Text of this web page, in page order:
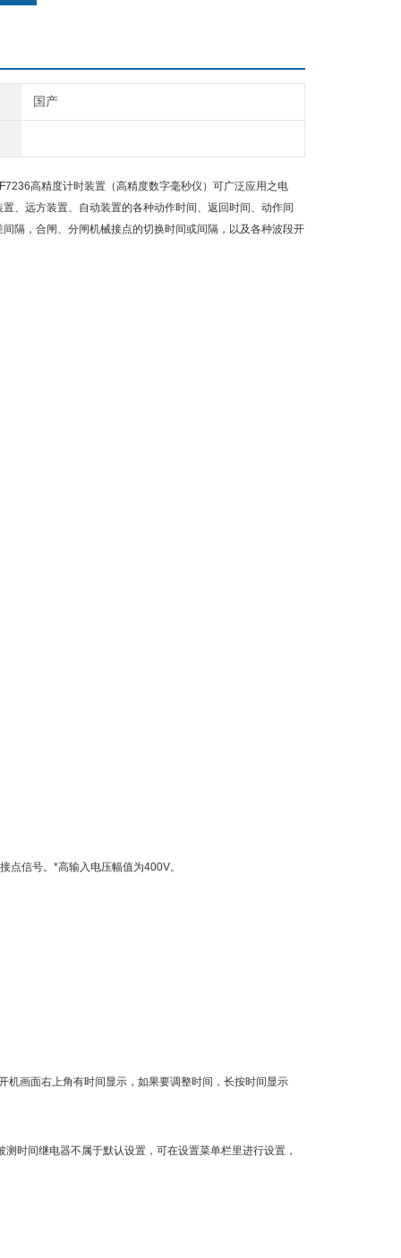
国产
高精度计时装置（高精度数字毫秒仪）可广泛应用之电
、远方装置、自动装置的各种动作时间、返回时间、动作间
隔，合闸、分闸机械接点的切换时间或间隔，以及各种波段开
点信号。*高输入电压幅值为400V。
机画面右上角有时间显示，如果要调整时间，长按时间显示
时间继电器不属于默认设置，可在设置菜单栏里进行设置，